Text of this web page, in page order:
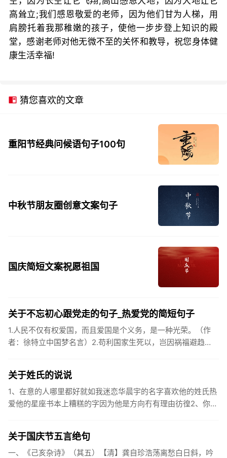
高耸立;我们感恩敬爱的老师，因为他们甘为人梯，用
肩膀托着我那稚嫩的孩子，使他一步步登上知识的殿
堂，感谢老师对他无微不至的关怀和教导，祝您身体健
康生活幸福!
猜您喜欢的文章
重阳节经典问候语句子100句
中秋节朋友圈创意文案句子
国庆简短文案祝愿祖国
关于不忘初心跟党走的句子_热爱党的简短句子
1.人民不仅有权爱国，而且爱国是个义务，是一种光荣。（作
者：徐特立中国梦名言）2.苟利国家生死以，岂因祸福避趋
关于姓氏的说说
1、在意的人哪里都好就如我迷恋华晨宇的名字喜欢他的姓氏热
爱他的星座书本上糟糕的字因为他是方向冇有理由彷徨2、你的
关于国庆节五言绝句
一、《己亥杂诗》（其五）【清】龚自珍浩荡离愁白日斜，吟